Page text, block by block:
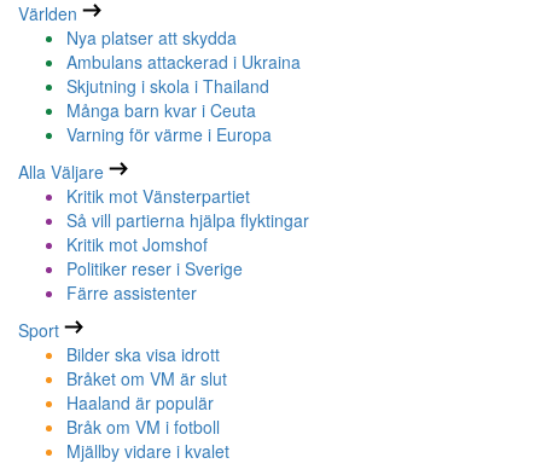
Världen
Nya platser att skydda
Ambulans attackerad i Ukraina
Skjutning i skola i Thailand
Många barn kvar i Ceuta
Varning för värme i Europa
Alla Väljare
Kritik mot Vänsterpartiet
Så vill partierna hjälpa flyktingar
Kritik mot Jomshof
Politiker reser i Sverige
Färre assistenter
Sport
Bilder ska visa idrott
Bråket om VM är slut
Haaland är populär
Bråk om VM i fotboll
Mjällby vidare i kvalet